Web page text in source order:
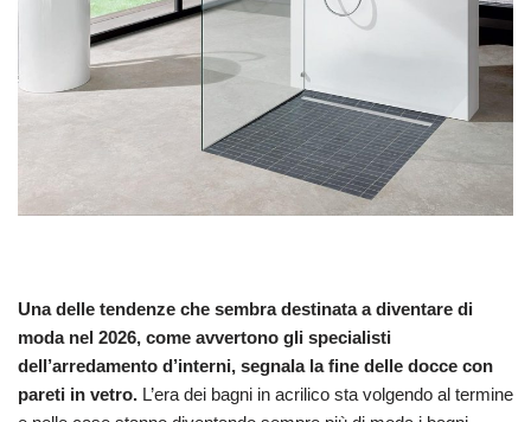
Una delle tendenze che sembra destinata a diventare di
moda nel 2026, come avvertono gli specialisti
dell’arredamento d’interni, segnala la fine delle docce con
pareti in vetro. L’era dei bagni in acrilico sta volgendo al termine